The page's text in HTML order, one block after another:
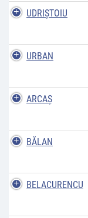
UDRIŞTOIU
URBAN
ARCAŞ
BĂLAN
BELACURENCU